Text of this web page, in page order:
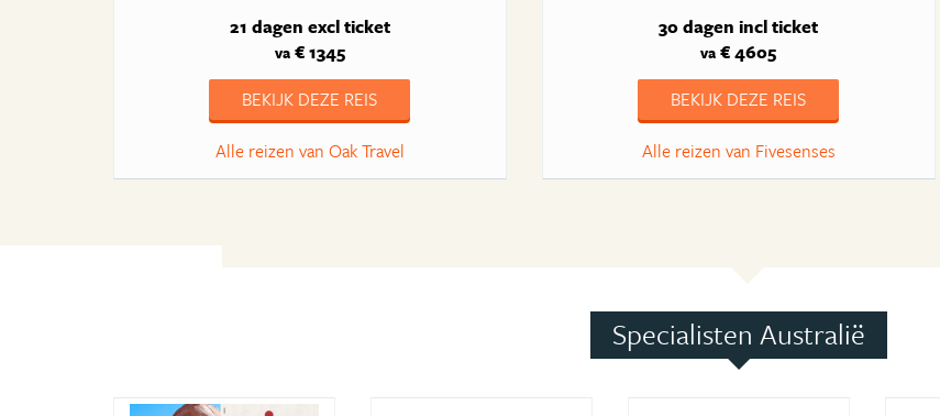
21 dagen excl ticket
va€ 1345
BEKIJK DEZE REIS
Alle reizen van Oak Travel
30 dagen incl ticket
va € 4605
BEKIJK DEZE REIS
Alle reizen van Fivesenses
Specialisten Australië